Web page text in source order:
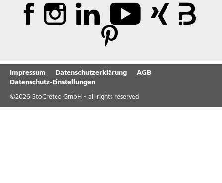
Impressum Datenschutzerklärung
AGB
Datenschutz-Einstellungen
©2026 StoCretec GmbH - all rights reserved